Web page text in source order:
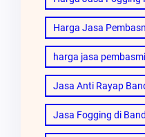
Harga Jasa
harga jasa
Jasa Anti Rayap
Jasa Fogging di